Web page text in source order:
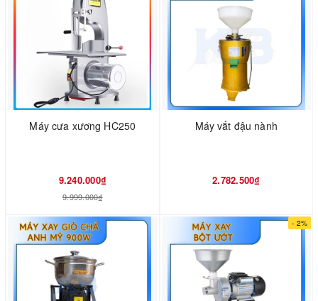
Máy cưa xương HC250
9.240.000₫
9.999.000₫
Máy vắt đậu nành
2.782.500₫
- 2%